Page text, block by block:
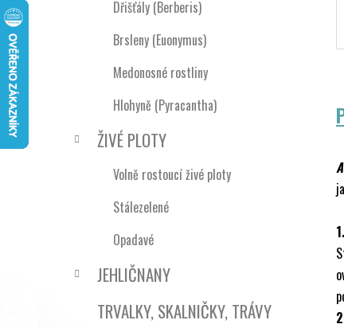
Dřišťály (Berberis)
Brsleny (Euonymus)
Medonosné rostliny
Hlohyně (Pyracantha)
ŽIVÉ PLOTY
Volně rostoucí živé ploty
Stálezelené
Opadavé
JEHLIČNANY
TRVALKY, SKALNIČKY, TRÁVY